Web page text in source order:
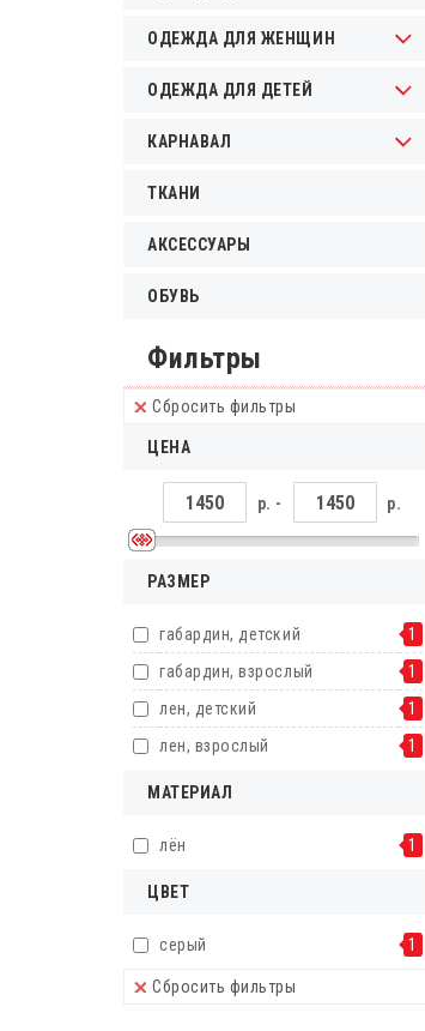
ОДЕЖДА ДЛЯ ЖЕНЩИН
ОДЕЖДА ДЛЯ ДЕТЕЙ
КАРНАВАЛ
ТКАНИ
АКСЕССУАРЫ
ОБУВЬ
Фильтры
Сбросить фильтры
ЦЕНА
р. - р.
РАЗМЕР
габардин, детский
1
габардин, взрослый
1
лен, детский
1
лен, взрослый
1
МАТЕРИАЛ
лён 1
ЦВЕТ
серый 1
Сбросить фильтры